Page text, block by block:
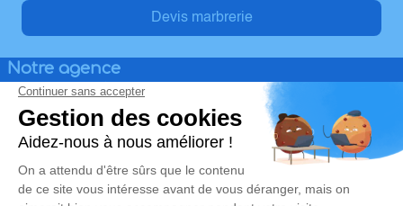
Devis marbrerie
Notre agence
Pompes Funèbres Ambre
03 67 80 23 99
pompesfunebreschannel@wanadoo.fr
7, Place de la Libération - 62575 - Blendecques
4.6/5 - 31 avis
Nos Services Liens utiles